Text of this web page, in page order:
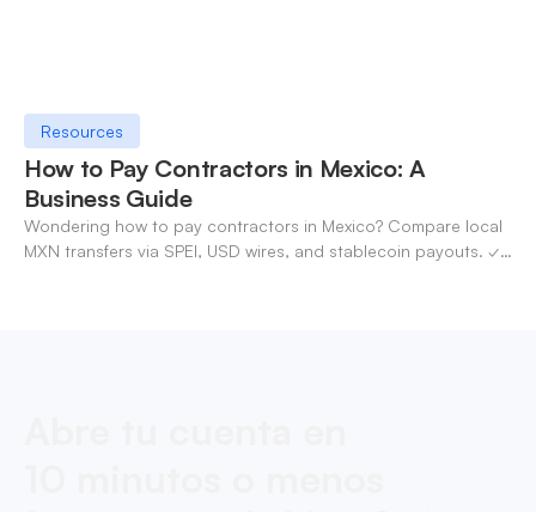
Resources
How to Pay Contractors in Mexico: A
Business Guide
Wondering how to pay contractors in Mexico? Compare local
MXN transfers via SPEI, USD wires, and stablecoin payouts. ✓